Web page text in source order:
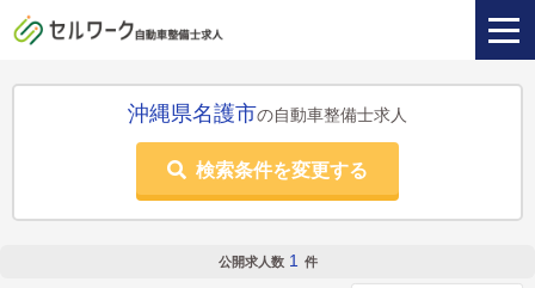
沖縄県名護市の自動車整備士求人
検索条件を変更する
公開求人数 1 件